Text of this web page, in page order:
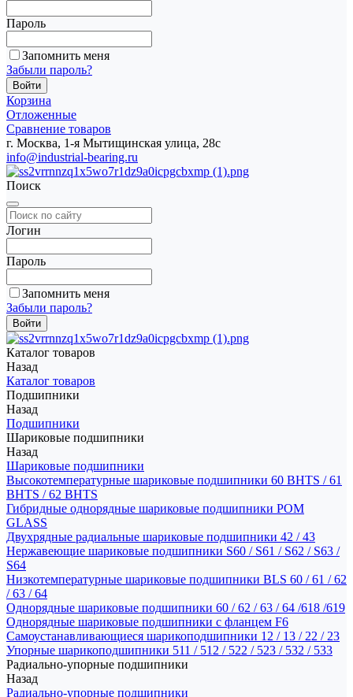
Пароль
Запомнить меня
Забыли пароль?
Корзина
Отложенные
Сравнение товаров
г. Москва, 1-я Мытищинская улица, 28с
info@industrial-bearing.ru
Поиск
Логин
Пароль
Запомнить меня
Забыли пароль?
Каталог товаров
Назад
Каталог товаров
Подшипники
Назад
Подшипники
Шариковые подшипники
Назад
Шариковые подшипники
Высокотемпературные шариковые подшипники 60 BHTS / 61
BHTS / 62 BHTS
Гибридные однорядные шариковые подшипники POM
GLASS
Двухрядные радиальные шариковые подшипники 42 / 43
Нержавеющие шариковые подшипники S60 / S61 / S62 / S63 /
S64
Низкотемпературные шариковые подшипники BLS 60 / 61 / 62
/ 63 / 64
Однорядные шариковые подшипники 60 / 62 / 63 / 64 /618 /619
Однорядные шариковые подшипники с фланцем F6
Самоустанавливающиеся шарикоподшипники 12 / 13 / 22 / 23
Упорные шарикоподшипники 511 / 512 / 522 / 523 / 532 / 533
Радиально-упорные подшипники
Назад
Радиально-упорные подшипники